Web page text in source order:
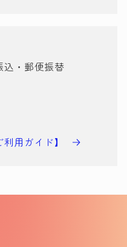
込・郵便振替
用ガイド】